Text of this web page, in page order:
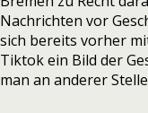
Nachrichten vor
sich bereits vorher
Tiktok ein Bild der
man an anderer